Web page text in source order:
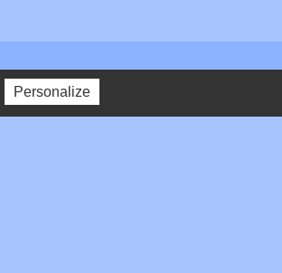
Personalize